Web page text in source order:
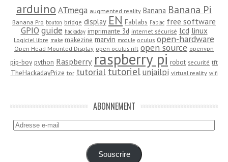
arduino ATmega augmented reality Banana Banana Pi
Banana Pro bouton bridge display EN Fablabs Fablac free software
GPIO guide hackaday imprimante 3d internet sécurisé lcd linux
Logiciel libre make makezine marvin module oculus open-hardware
Open Head Mounted Display open oculus rift open source openvpn
pip-boy python Raspberry raspberry pi robot securité tft
TheHackadayPrize tor tutorial tutoriel unjailpi virtual reality wifi
ABONNEMENT
Adresse
Souscrire